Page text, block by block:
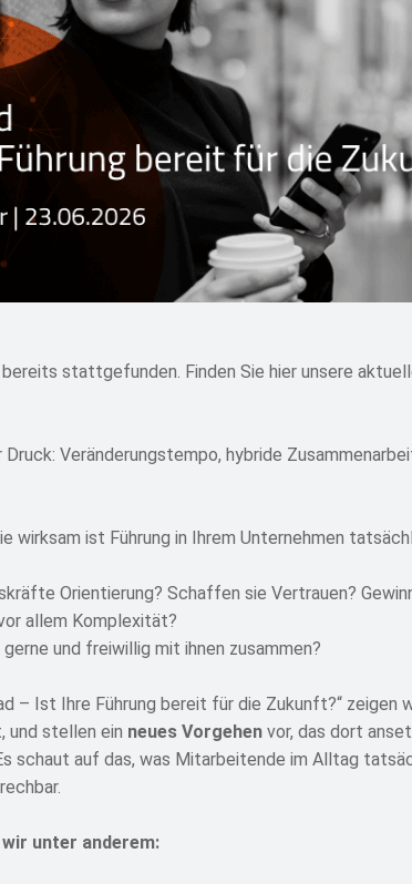
stattgefunden. Finden Sie hier unsere
Veränderungstempo, hybride
wirksam ist Führung in Ihrem Unternehmen
Orientierung? Schaffen sie Vertrauen?
allem Komplexität?
und freiwillig mit ihnen zusammen?
– Ist Ihre Führung bereit für die Zukunft?“ zeigen
und stellen ein neues Vorgehen vor, das dort
schaut auf das, was Mitarbeitende im Alltag
unter anderem: